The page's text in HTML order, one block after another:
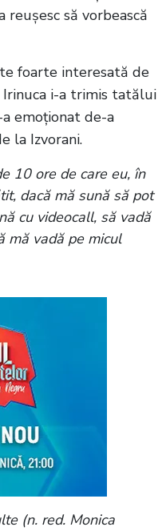
să vorbească
foarte interesată de
Irinuca i-a trimis tatălui
emoționat de-a
la Izvorani.
10 ore de care eu, în
dacă mă sună să pot
cu videocall, să vadă
mă vadă pe micul
(n. red. Monica